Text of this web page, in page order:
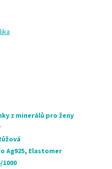
z minerálů pro ženy
Ag925, Elastomer
1000